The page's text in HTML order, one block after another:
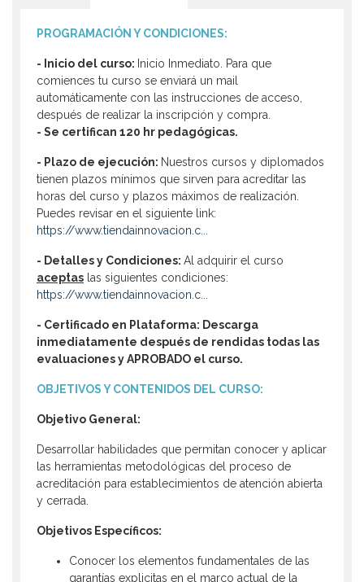
PROGRAMACIÓN Y CONDICIONES:
- Inicio del curso: Inicio Inmediato. Para que
comiences tu curso se enviará un mail
automáticamente con las instrucciones de acceso,
después de realizar la inscripción y compra.
- Se certifican 120 hr pedagógicas.
- Plazo de ejecución: Nuestros cursos y diplomados
tienen plazos mínimos que sirven para acreditar las
horas del curso y plazos máximos de realización.
Puedes revisar en el siguiente link:
https://www.tiendainnovacion.c...
- Detalles y Condiciones: Al adquirir el curso
aceptas las siguientes condiciones:
https://www.tiendainnovacion.c...
- Certificado en Plataforma: Descarga
inmediatamente después de rendidas todas las
evaluaciones y APROBADO el curso.
OBJETIVOS Y CONTENIDOS DEL CURSO:
Objetivo General:
Desarrollar habilidades que permitan conocer y aplicar
las herramientas metodológicas del proceso de
acreditación para establecimientos de atención abierta
y cerrada.
Objetivos Específicos:
Conocer los elementos fundamentales de las
garantías explicitas en el marco actual de la